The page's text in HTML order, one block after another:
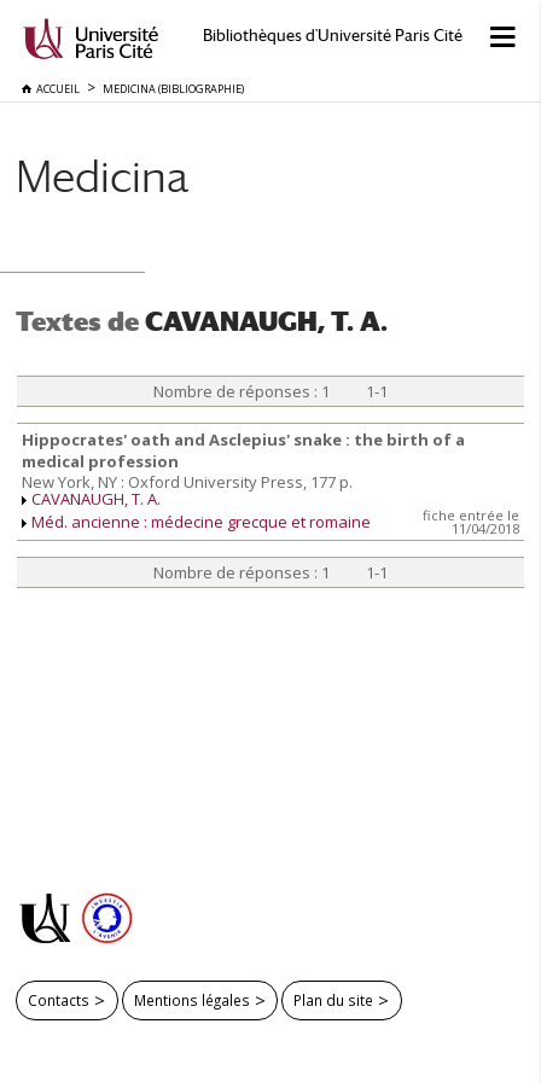
Bibliothèques d'Université Paris Cité
ACCUEIL MEDICINA (BIBLIOGRAPHIE)
Medicina
Textes deCAVANAUGH, T. A.
Nombre de réponses : 1 1-1
Hippocrates' oath and Asclepius' snake : the birth of a
medical profession
New York, NY : Oxford University Press, 177 p.
CAVANAUGH, T. A.
Méd. ancienne : médecine grecque et romaine
fiche entrée le
11/04/2018
Nombre de réponses : 1 1-1
Contacts Mentions légales Plan du site